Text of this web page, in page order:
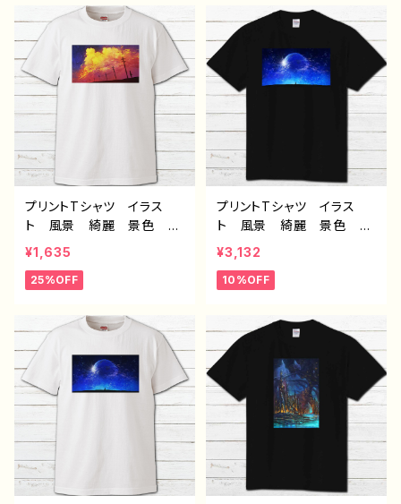
ナル デザイン グッズ タ
イトル： ドジっ子メイド
作：ようか
ー 絵師 クリエイター
黒 半袖シャツ オリジナ
ル デザイン グッズ デ
ザイン コラボ タイトル：
赤の入道雲 作：J.タネ
プリントTシャツ イラス
ト 風景 綺麗 景色 美
しい エモい かっこい
い メンズ レディース
おしゃれ 個性的 おすす
ー 絵師 クリエイター
白 半袖シャツ デザイ
ン コラボ オリジナル
デザイン グッズ タイト
ル：赤の入道雲 作：J.タネ
¥1,635
25%OFF
プリントTシャツ イラス
ト 風景 綺麗 景色 美
しい エモい かっこい
い メンズ レディース
おしゃれ 個性的 おすす
ー 絵師 クリエイター
黒 半袖シャツ デザイ
ン コラボ オリジナル
デザイン グッズ タイト
ル：第２の故郷 作：J.タネ
¥3,132
10%OFF